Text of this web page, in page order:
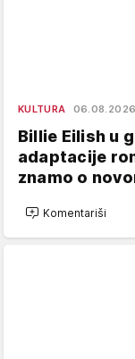
KULTURA
Billie Eilish u
adaptacije
znamo o
Komentariši